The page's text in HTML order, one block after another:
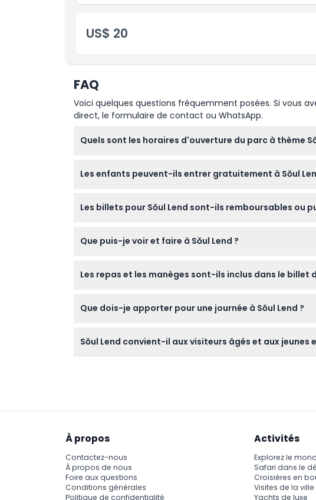
US$ 20
FAQ
Voici quelques questions fréquemment posées. Si vous
direct, le formulaire de contact ou WhatsApp.
Quels sont les horaires d'ouverture du parc à thème
modifications — veuillez confirmer au moment de la
Les enfants peuvent-ils entrer gratuitement à Sŏul
Les billets pour Sŏul Lend sont-ils remboursables ou
Que puis-je voir et faire à Sŏul Lend ?
festivals saisonniers et des spectacles en direct.
Les repas et les manèges sont-ils inclus dans le billet
supplémentaires.
Que dois-je apporter pour une journée à Sŏul Lend ?
car la nourriture et les boissons ne sont pas incluses.
Sŏul Lend convient-il aux visiteurs âgés et aux jeunes
À propos
Contactez-nous
À propos de nous
Foire aux questions
Conditions générales
Politique de confidentialité
Activités
Explorez le
Safari dans le
Croisières en
Visites de la ville
Yachts de luxe